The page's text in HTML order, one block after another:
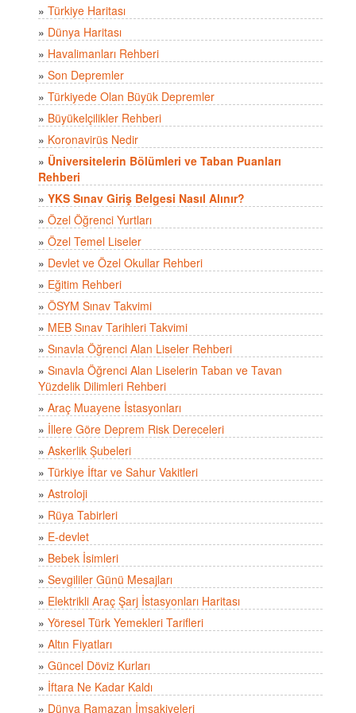
» Türkiye Haritası
» Dünya Haritası
» Havalimanları Rehberi
» Son Depremler
» Türkiyede Olan Büyük Depremler
» Büyükelçilikler Rehberi
» Koronavirüs Nedir
» Üniversitelerin Bölümleri ve Taban Puanları
Rehberi
» YKS Sınav Giriş Belgesi Nasıl Alınır?
» Özel Öğrenci Yurtları
» Özel Temel Liseler
» Devlet ve Özel Okullar Rehberi
» Eğitim Rehberi
» ÖSYM Sınav Takvimi
» MEB Sınav Tarihleri Takvimi
» Sınavla Öğrenci Alan Liseler Rehberi
» Sınavla Öğrenci Alan Liselerin Taban ve Tavan
Yüzdelik Dilimleri Rehberi
» Araç Muayene İstasyonları
» İllere Göre Deprem Risk Dereceleri
» Askerlik Şubeleri
» Türkiye İftar ve Sahur Vakitleri
» Astroloji
» Rüya Tabirleri
» E-devlet
» Bebek İsimleri
» Sevgililer Günü Mesajları
» Elektrikli Araç Şarj İstasyonları Haritası
» Yöresel Türk Yemekleri Tarifleri
» Altın Fiyatları
» Güncel Döviz Kurları
» İftara Ne Kadar Kaldı
» Dünya Ramazan İmsakiyeleri